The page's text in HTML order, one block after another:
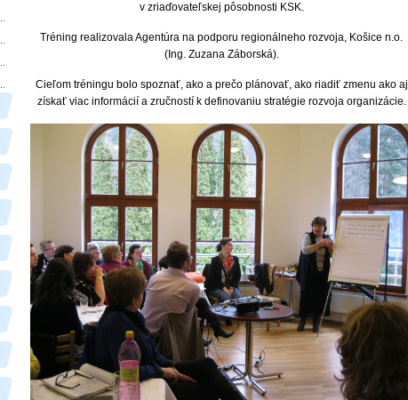
v zriaďovateľskej pôsobnosti KSK.
Tréning realizovala Agentúra na podporu regionálneho rozvoja, Košice n.o.
(Ing. Zuzana Záborská).
Cieľom tréningu bolo spoznať, ako a prečo plánovať, ako riadiť zmenu ako aj
získať viac informácií a zručností k definovaniu stratégie rozvoja organizácie.